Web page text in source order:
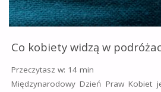
Co kobiety widzą w
Przeczytasz w: 14 min
Międzynarodowy Dzień Praw Kobiet